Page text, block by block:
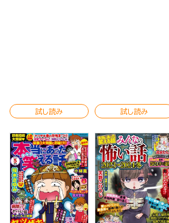
試し読み 試し読み